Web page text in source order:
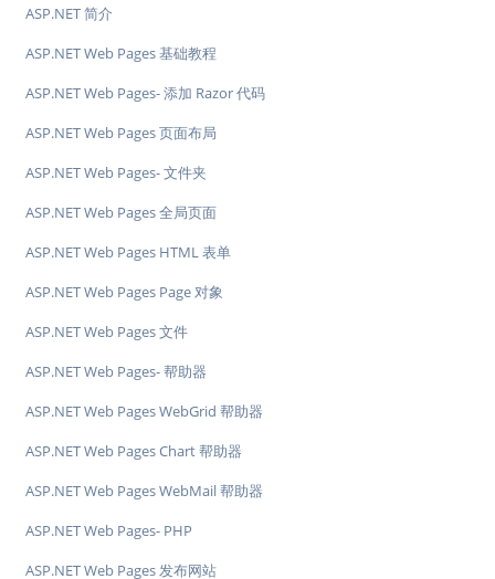
ASP.NET 简介
ASP.NET Web Pages 基础教程
ASP.NET Web Pages- 添加 Razor 代码
ASP.NET Web Pages 页面布局
ASP.NET Web Pages- 文件夹
ASP.NET Web Pages 全局页面
ASP.NET Web Pages HTML 表单
ASP.NET Web Pages Page 对象
ASP.NET Web Pages 文件
ASP.NET Web Pages- 帮助器
ASP.NET Web Pages WebGrid 帮助器
ASP.NET Web Pages Chart 帮助器
ASP.NET Web Pages WebMail 帮助器
ASP.NET Web Pages- PHP
ASP.NET Web Pages 发布网站